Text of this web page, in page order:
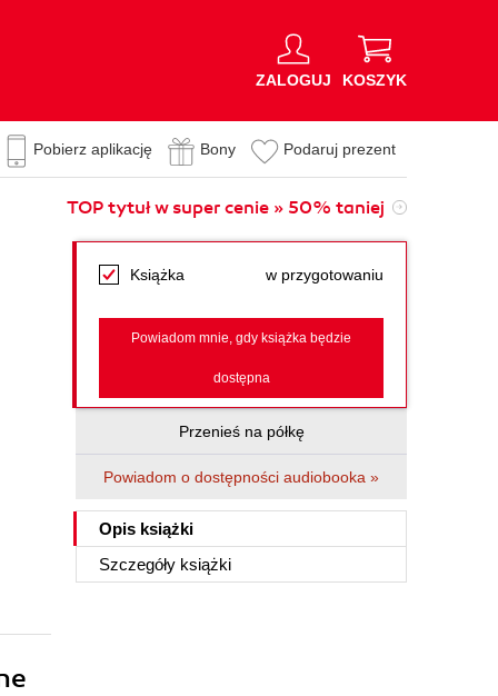
ZALOGUJ KOSZYK
Pobierz aplikację Bony Podaruj prezent
TOP tytuł w super cenie » 50% taniej
Książka w przygotowaniu
Powiadom mnie, gdy książka będzie
dostępna
Przenieś na półkę
Powiadom o dostępności audiobooka »
Opis książki
Szczegóły książki